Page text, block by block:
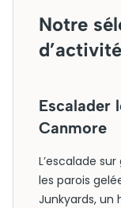
Notre
Escalader
Canmore
L’escalade
les parois
Junkyards, un